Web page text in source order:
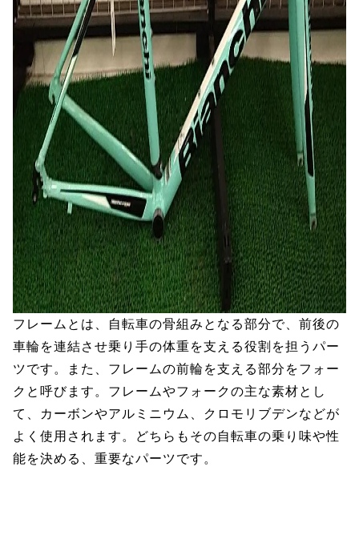
フレームとは、自転車の骨組みとなる部分で、前後の
車輪を連結させ乗り手の体重を支える役割を担うパー
ツです。また、フレームの前輪を支える部分をフォー
クと呼びます。フレームやフォークの主な素材とし
て、カーボンやアルミニウム、クロモリブデンなどが
よく使用されます。どちらもその自転車の乗り味や性
能を決める、重要なパーツです。